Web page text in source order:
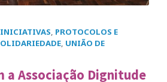
INICIATIVAS, PROTOCOLOS E
, UNIÃO DE
a Associação Dignitude